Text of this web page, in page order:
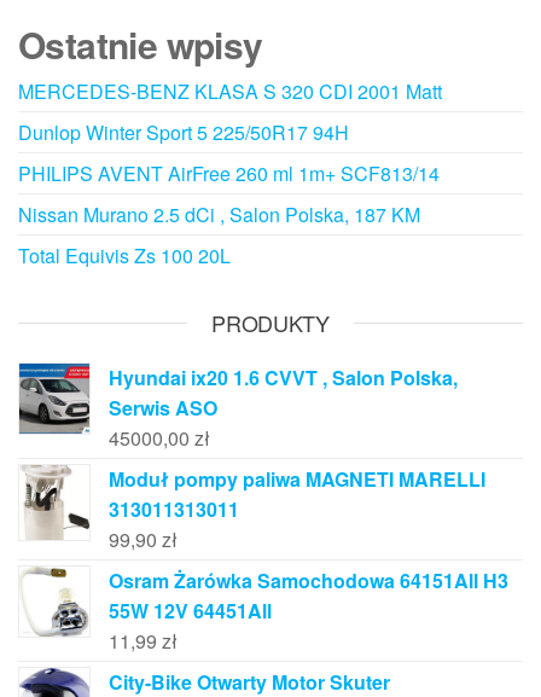
Ostatnie wpisy
MERCEDES-BENZ KLASA S 320 CDI 2001 Matt
Dunlop Winter Sport 5 225/50R17 94H
PHILIPS AVENT AirFree 260 ml 1m+ SCF813/14
Nissan Murano 2.5 dCi , Salon Polska, 187 KM
Total Equivis Zs 100 20L
PRODUKTY
Hyundai ix20 1.6 CVVT , Salon Polska,
Serwis ASO
45000,00 zł
Moduł pompy paliwa MAGNETI MARELLI
313011313011
99,90 zł
Osram Żarówka Samochodowa 64151All H3
55W 12V 64451All
11,99 zł
City-Bike Otwarty Motor Skuter